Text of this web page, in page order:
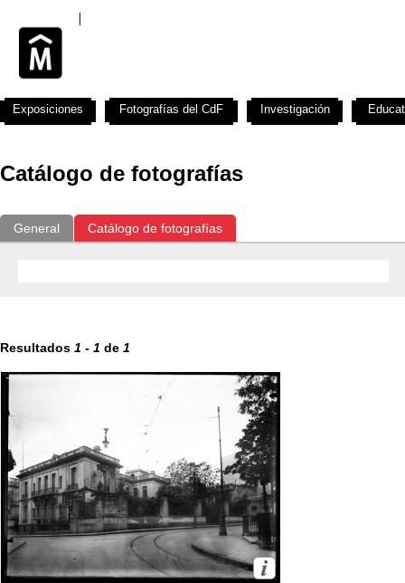
Catálogo de fotografías
General Catálogo de fotografías
Resultados 1 - 1 de 1
Exposiciones Fotografías del CdF Investigación